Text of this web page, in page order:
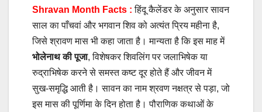
Shravan Month Facts : हिंदू कैलेंडर के अनुसार सावन
साल का पाँचवां और भगवान शिव को अत्यंत प्रिय महीना है,
जिसे श्रावण मास भी कहा जाता है। मान्यता है कि इस माह में
भोलेनाथ की पूजा, विशेषकर शिवलिंग पर जलाभिषेक या
रुद्राभिषेक करने से समस्त कष्ट दूर होते हैं और जीवन में
सुख-समृद्धि आती है। सावन का नाम श्रवण नक्षत्र से पड़ा, जो
इस मास की पूर्णिमा के दिन होता है। पौराणिक कथाओं के